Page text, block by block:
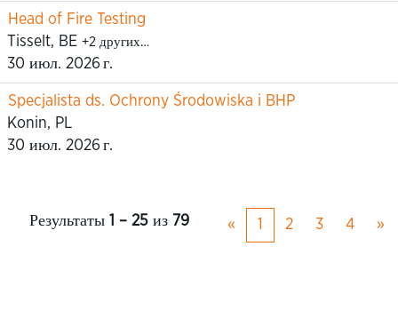
Head of Fire Testing
Tisselt, BE +2 других…
30 июл. 2026 г.
Specjalista ds. Ochrony Środowiska i BHP
Konin, PL
30 июл. 2026 г.
Результаты 1 – 25 из 79 « 1 2 3 4 »